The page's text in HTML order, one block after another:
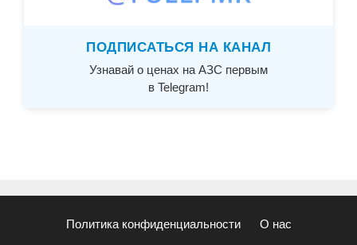
ПОДПИСАТЬСЯ НА КАНАЛ
Узнавай о ценах на АЗС первым
в Telegram!
Политика конфиденциальности О нас